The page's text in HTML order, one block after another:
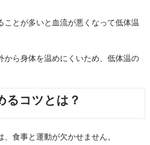
とが多いと血流が悪くなって低体温
ら身体を温めにくいため、低体温の
るコツとは？
食事と運動が欠かせません。